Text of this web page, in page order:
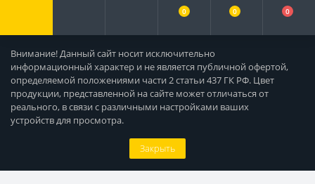
Внимание! Данный сайт носит исключительно
информационный характер и не является публичной офертой,
определяемой положениями части 2 статьи 437 ГК РФ. Цвет
продукции, представленной на сайте может отличаться от
реального, в связи с различными настройками ваших
устройств для просмотра.
Закрыть
0 0 0